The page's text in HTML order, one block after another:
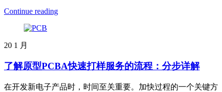
Continue reading
20 1 月
了解原型PCBA快速打样服务的流程：分步详解
在开发新电子产品时，时间至关重要。加快过程的一个关键方